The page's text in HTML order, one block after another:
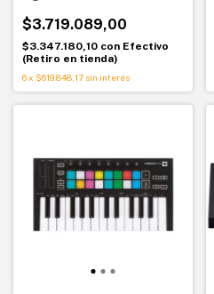
elegante
$3.719.089,00
$3.347.180,10 con Efectivo
(Retiro en tienda)
6x $619.848,17 sin interés